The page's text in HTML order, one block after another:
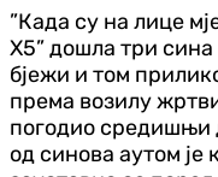
”Када су на лице
X5” дошла три
бјежи и том
према возилу
погодио средишњи
од синова аутом је